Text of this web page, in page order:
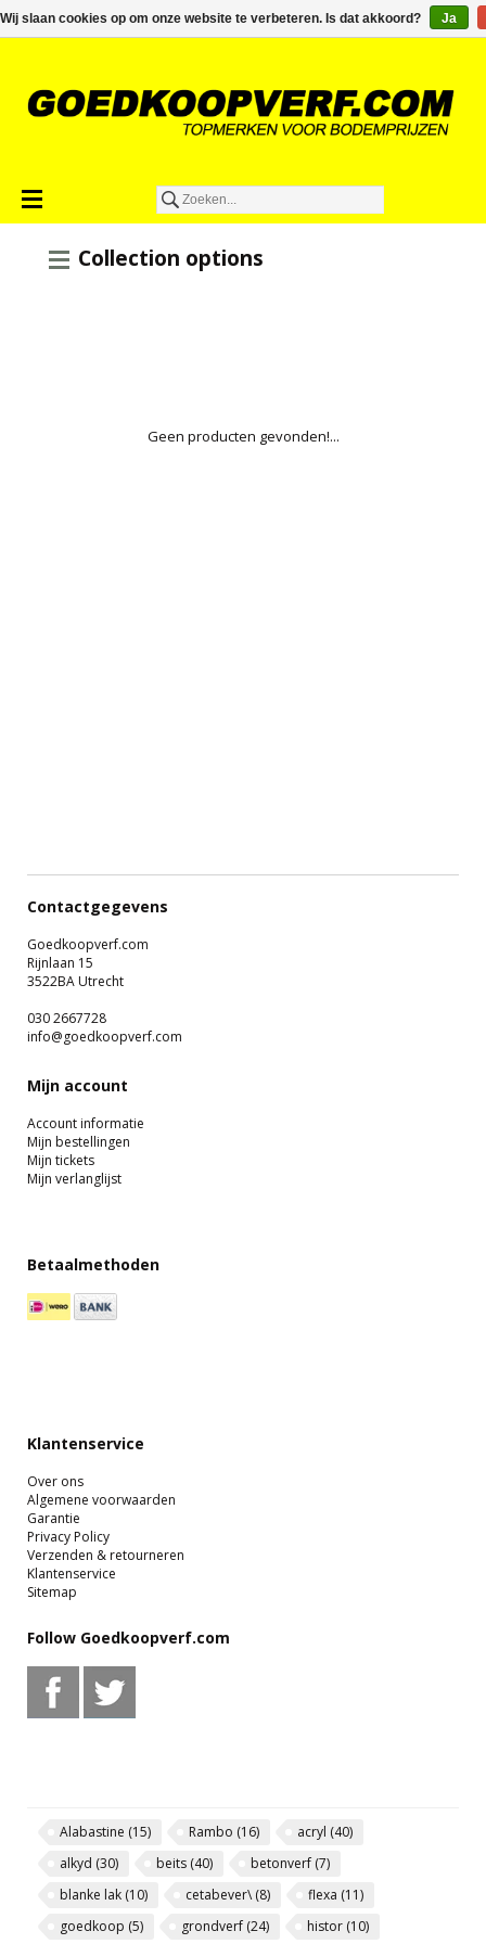
€0,00
Collection options
Geen producten gevonden!...
Contactgegevens
Goedkoopverf.com
Rijnlaan 15
3522BA Utrecht
030 2667728
info@goedkoopverf.com
Mijn account
Account informatie
Mijn bestellingen
Mijn tickets
Mijn verlanglijst
Betaalmethoden
Klantenservice
Over ons
Algemene voorwaarden
Garantie
Privacy Policy
Verzenden & retourneren
Klantenservice
Sitemap
Follow Goedkoopverf.com
Alabastine (15) Rambo (16) acryl (40)
alkyd (30) beits (40) betonverf (7)
blanke lak (10) cetabever\(8) flexa (11)
goedkoop (5) grondverf (24) histor (10)
Wij slaan cookies op om onze website te verbeteren. Is dat akkoord? Ja